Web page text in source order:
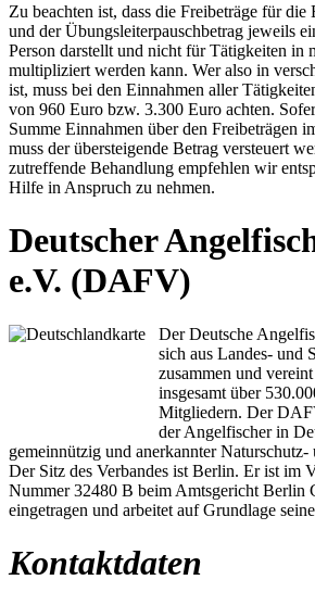
Zu beachten ist, dass die Freibeträge für die
und der Übungsleiterpauschbetrag jeweils
Person darstellt und nicht für Tätigkeiten in
multipliziert werden kann. Wer also in
ist, muss bei den Einnahmen aller
von 960 Euro bzw. 3.300 Euro achten.
Summe Einnahmen über den Freibeträgen
muss der übersteigende Betrag versteuert
zutreffende Behandlung empfehlen wir
Hilfe in Anspruch zu nehmen.
Deutscher
e.V. (DAFV)
Der Deutsche
sich aus Landes- und
zusammen und
insgesamt über
Mitgliedern. Der
der Angelfischer in
gemeinnützig und anerkannter
Der Sitz des Verbandes ist Berlin. Er ist im
Nummer 32480 B beim Amtsgericht Berlin
eingetragen und arbeitet auf Grundlage
Kontaktdaten